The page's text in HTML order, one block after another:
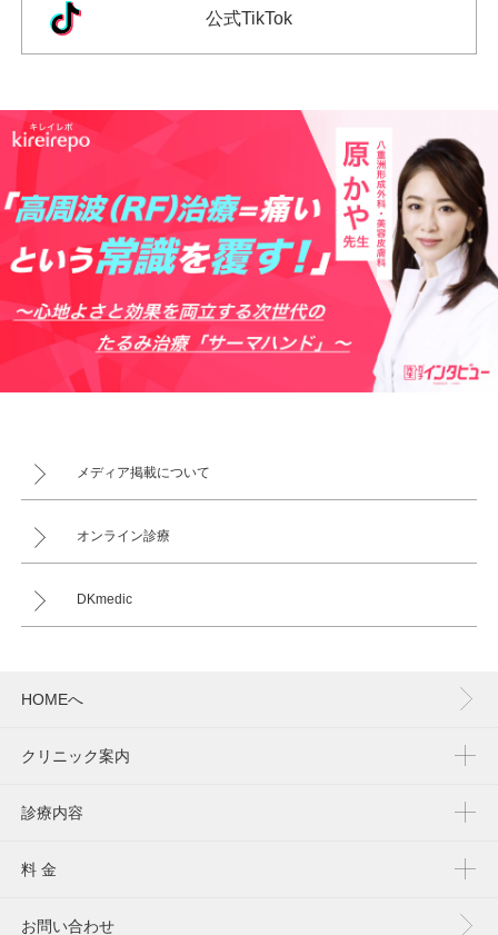
公式TikTok
メディア掲載について
オンライン診療
DKmedic
HOMEへ
クリニック案内
診療内容
料 金
お問い合わせ